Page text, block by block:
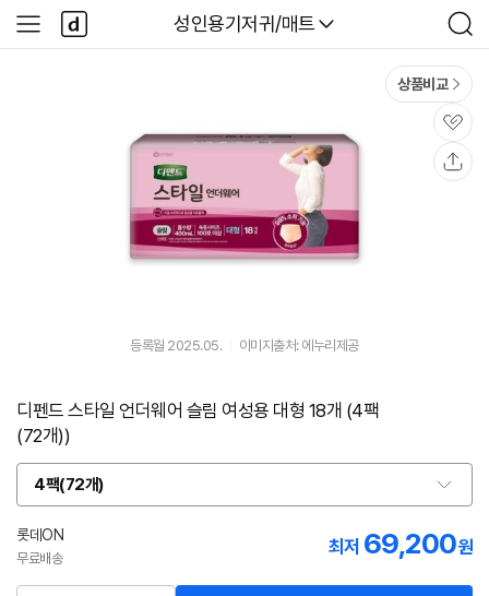
다나와
성인용기저귀/매트
검
색
사
이
다
나
와
상품비교
관
심
등록월 2025.05. 이미지출처: 에누리제공
디펜드 스타일 언더웨어 슬림 여성용 대형 18개 (4팩
(72개))
4팩(72개)
옵
션
선
택
롯데ON
무료배송
최저 69,200원